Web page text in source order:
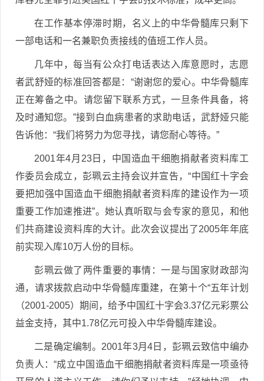
在工作基本停滞时期，名义上的中华骨髓库只剩下
一部电话和一名兼职负责接线的值班工作人员。
几年中，每当有公众打电话表达入库意愿时，志愿
者武舒娅的标准回答都是：“谢谢您的爱心。中华骨髓库
正在筹备之中。请您留下联系方式，一旦条件具备，将
及时通知您。”接到白血病患者的求助电话，武舒娅只能
告诉他：“我们将努力为您寻找，请您耐心等待。”
2001年4月23日，中国造血干细胞捐献者资料库工
作委员会成立，彭珮云主持会议并宣告，“中国红十字会
要把加强中国造血干细胞捐献者资料库的建设作为一项
重要工作加速推进”。她认真听取与会专家的意见，和他
们共商建设资料库的大计。此次会议提出了2005年年底
前实现入库10万人份的目标。
彭珮云做了两件重要的事情：一是与国家财政部沟
通，请求拨款启动中华骨髓库重建，在第十个“五年计划
（2001-2005）期间，给予中国红十字会3.37亿元彩票公
益金支持，其中1.78亿元可投入中华骨髓库建设。
二是确定编制。2001年3月4日，彭珮云致信中编办
负责人：“成立中国造血干细胞捐献者资料库是一项亟待